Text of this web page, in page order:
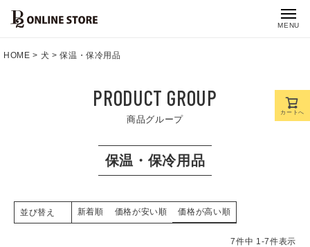
MENU
HOME 犬 保温・保冷用品
PRODUCT GROUP
商品グループ
保温・保冷用品
並び替え 新着順 価格が安い順 価格が高い順
7件中 1-7件表示
カートへ